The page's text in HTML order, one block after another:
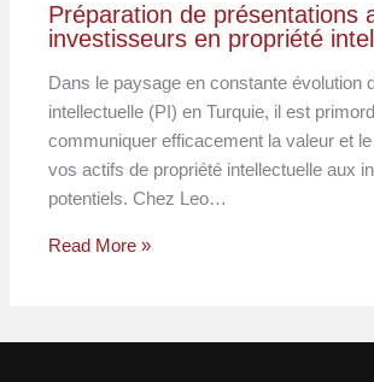
Préparation de présentations
investisseurs en propriété
Dans le paysage en constante évolution
intellectuelle (PI) en Turquie, il est
communiquer efficacement la valeur et
vos actifs de propriété intellectuelle aux
potentiels. Chez Leo…
Read More »